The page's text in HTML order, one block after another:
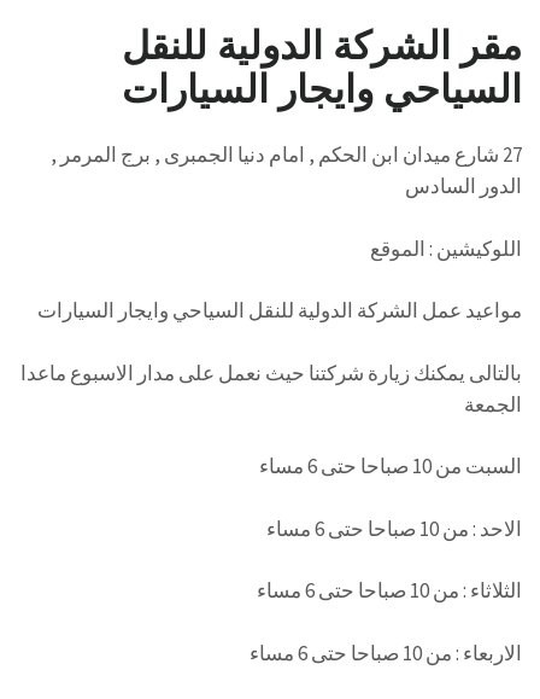
مقر الشركة الدولية للنقل
السياحي وايجار السيارات
27 شارع ميدان ابن الحكم , امام دنيا الجمبرى , برج المرمر ,
الدور السادس
اللوكيشين : الموقع
مواعيد عمل الشركة الدولية للنقل السياحي وايجار السيارات
بالتالى يمكنك زيارة شركتنا حيث نعمل على مدار الاسبوع ماعدا
الجمعة
السبت من 10 صباحا حتى 6 مساء
الاحد : من 10 صباحا حتى 6 مساء
الثلاثاء : من 10 صباحا حتى 6 مساء
الاربعاء : من 10 صباحا حتى 6 مساء